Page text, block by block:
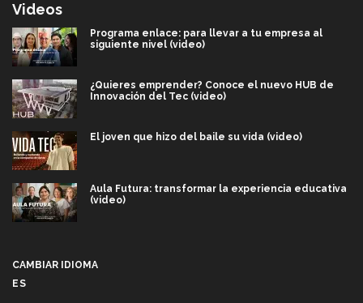
Videos
Programa enlace: para llevar a tu empresa al
siguiente nivel (video)
¿Quieres emprender? Conoce el nuevo HUB de
Innovación del Tec (video)
El joven que hizo del baile su vida (video)
Aula Futura: transformar la experiencia educativa
(video)
CAMBIAR IDIOMA
ES